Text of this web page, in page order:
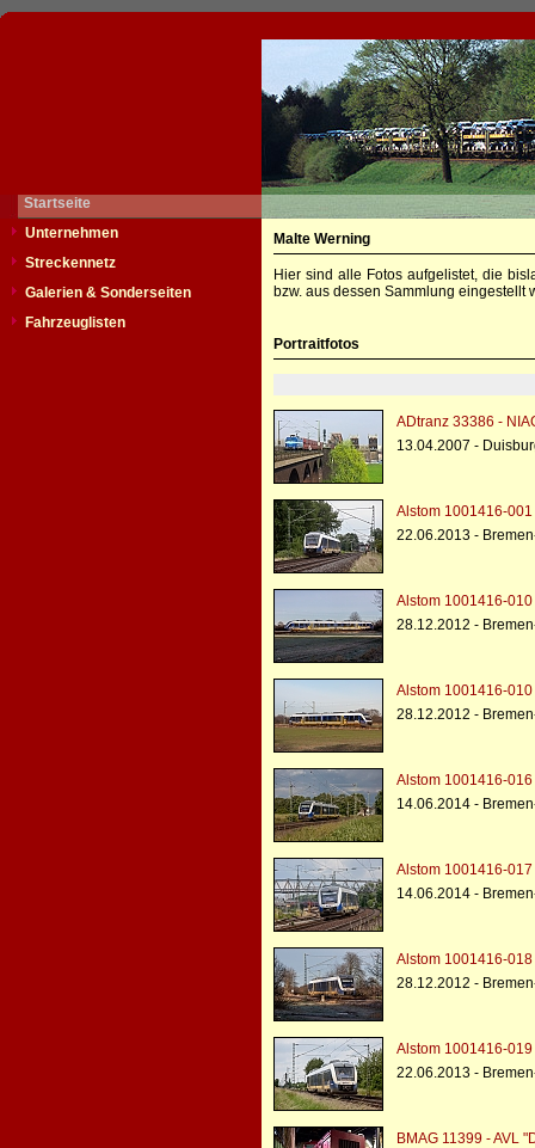
Startseite
Unternehmen
Streckennetz
Galerien & Sonderseiten
Fahrzeuglisten
Malte Werning
Hier sind alle Fotos aufgelistet, die
bzw. aus dessen Sammlung eingestellt
Portraitfotos
ADtranz 33386 -
13.04.2007 -
Alstom 1001416-
22.06.2013 -
Alstom 1001416-
28.12.2012 -
Alstom 1001416-
28.12.2012 -
Alstom 1001416-
14.06.2014 -
Alstom 1001416-
14.06.2014 -
Alstom 1001416-
28.12.2012 -
Alstom 1001416-
22.06.2013 -
BMAG 11399 - AVL